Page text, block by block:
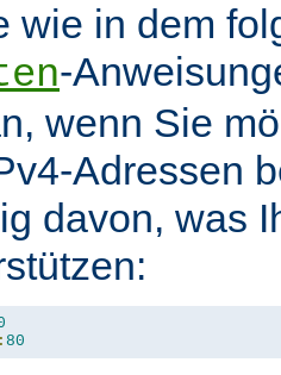
wie in dem
-
wenn Sie
Adressen
davon, was
: 80